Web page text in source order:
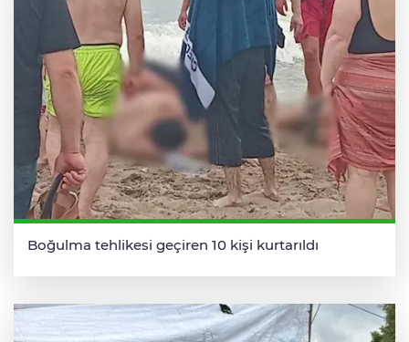
Boğulma tehlikesi geçiren 10 kişi kurtarıldı